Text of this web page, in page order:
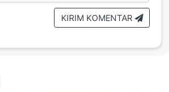
KIRIM KOMENTAR